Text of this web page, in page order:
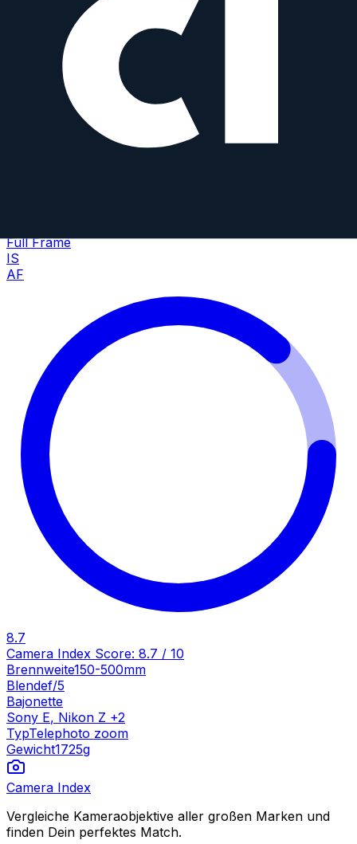
nicht mehr produzierte Objektive anzeigen
Alle Filter zurücksetzen
von Objektiv
150-500 mm f/5-6.7 Di III VC VXD
Full Frame
IS
AF
8.7
Camera Index Score: 8.7 / 10
Brennweite150-500mm
Blendef/5
Bajonette
Sony E, Nikon Z +2
TypTelephoto zoom
Gewicht1725g
Camera Index
Vergleiche Kameraobjektive aller großen Marken und
finden Dein perfektes Match.